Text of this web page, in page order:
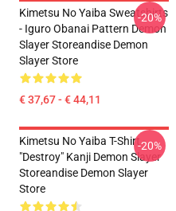
Kimetsu No Yaiba Sweatshirts
- Iguro Obanai Pattern Demon
Slayer Storeandise Demon
Slayer Store
€ 37,67 - € 44,11
-20%
Kimetsu No Yaiba T-Shirt -
"Destroy" Kanji Demon Slayer
Storeandise Demon Slayer
Store
-20%